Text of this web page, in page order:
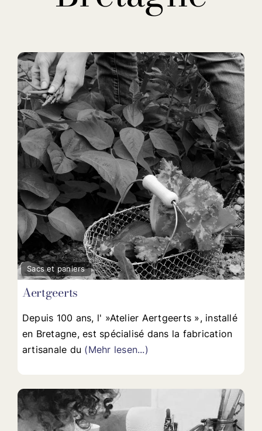
Sacs et paniers
Aertgeerts
Depuis 100 ans, l' »Atelier Aertgeerts », installé
en Bretagne, est spécialisé dans la fabrication
artisanale du (Mehr lesen...)